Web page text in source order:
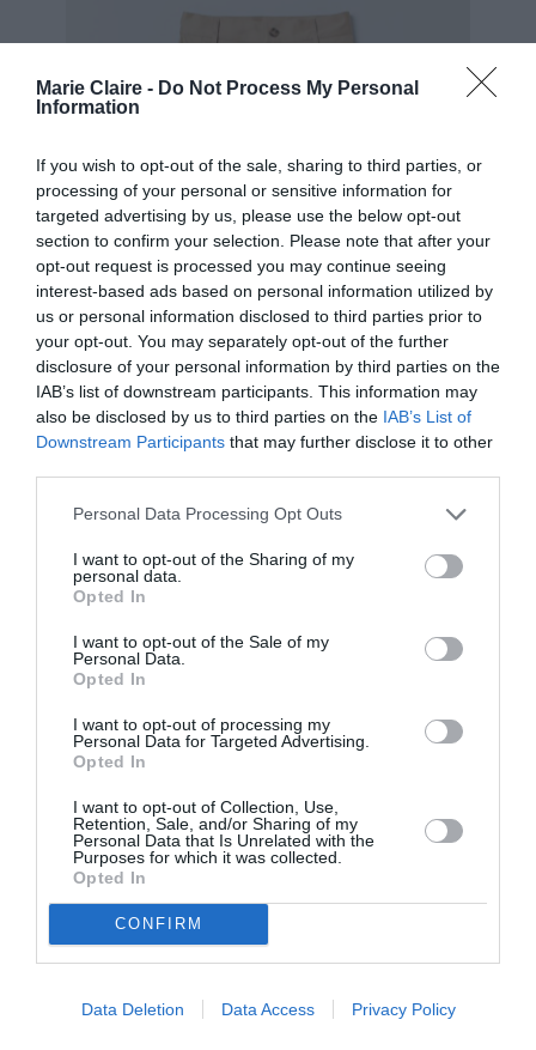
Marie Claire - Do Not Process My Personal
Information
If you wish to opt-out of the sale, sharing to third parties, or
processing of your personal or sensitive information for
targeted advertising by us, please use the below opt-out
section to confirm your selection. Please note that after your
opt-out request is processed you may continue seeing
interest-based ads based on personal information utilized by
us or personal information disclosed to third parties prior to
your opt-out. You may separately opt-out of the further
disclosure of your personal information by third parties on the
IAB’s list of downstream participants. This information may
also be disclosed by us to third parties on the IAB’s List of
Downstream Participants that may further disclose it to other
Personal Data Processing Opt Outs
I want to opt-out of the Sharing of my
personal data.
Opted In
I want to opt-out of the Sale of my
Personal Data.
Opted In
I want to opt-out of processing my
Personal Data for Targeted Advertising.
Opted In
I want to opt-out of Collection, Use,
Retention, Sale, and/or Sharing of my
Personal Data that Is Unrelated with the
Purposes for which it was collected.
Opted In
CONFIRM
Data Deletion Data Access Privacy Policy